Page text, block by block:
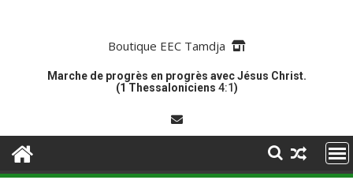
Boutique EEC Tamdja
Marche de progrès en progrès avec Jésus Christ.
(1 Thessaloniciens 4:1)